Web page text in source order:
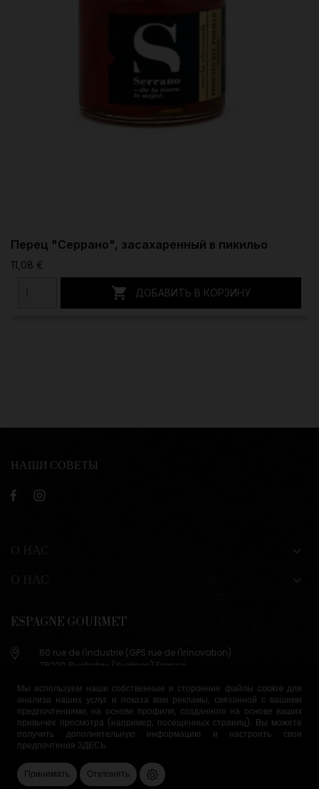
Мы используем наши собственные и сторонние файлы cookie для
анализа наших услуг и показа вам рекламы, связанной с вашими
предпочтениями, на основе профиля, созданного на основе ваших
привычек просмотра (например, посещенных страниц). Вы можете
получить дополнительную информацию и настроить свои
предпочтения ЗДЕСЬ .
Принимать Отклонять
Перец "Серрано", засахаренный в пикильо
11,08 €
 ДОБАВИТЬ В КОРЗИНУ
НАШИ СОВЕТЫ
ESPAGNE GOURMET
60 rue de l'industrie (GPS rue de l'innovation)
78200 Buchelay (Yvelines) France
+33 (0)9 83 29 36 98
info@espagne-gourmet.com
78200 Buchelay (Yvelines) France
Условия продажи Управление файлами cookie